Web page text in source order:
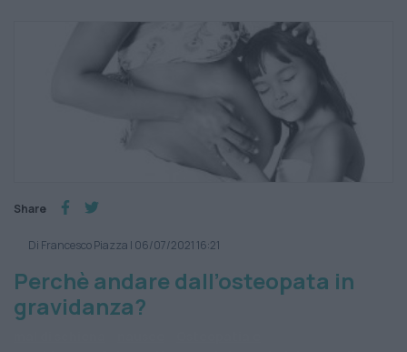
Share
Di Francesco Piazza | 06/07/2021 16:21
Perchè andare dall’osteopata in
gravidanza?